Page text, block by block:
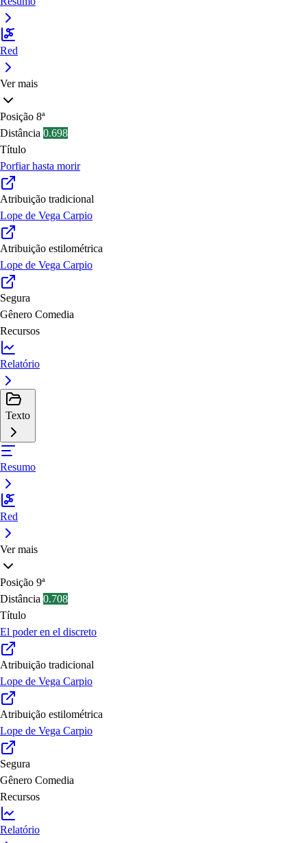
Red
Ver mais
Posição 8ª
Distância 0.698
Título
Porfiar hasta morir
Atribuição tradicional
Lope de Vega Carpio
Atribuição estilométrica
Lope de Vega Carpio
Segura
Gênero Comedia
Recursos
Relatório
Texto
Resumo
Red
Ver mais
Posição 9ª
Distância 0.708
Título
El poder en el discreto
Atribuição tradicional
Lope de Vega Carpio
Atribuição estilométrica
Lope de Vega Carpio
Segura
Gênero Comedia
Recursos
Relatório